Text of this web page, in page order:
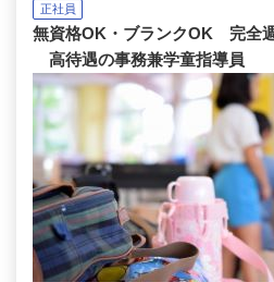
正社員
無資格OK・ブランクOK 完全週
高待遇の事務兼学童指導員